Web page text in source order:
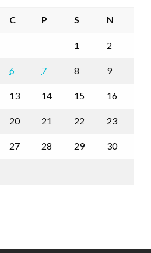
C P S N
1 2
6 7 8 9
13 14 15 16
20 21 22 23
27 28 29 30